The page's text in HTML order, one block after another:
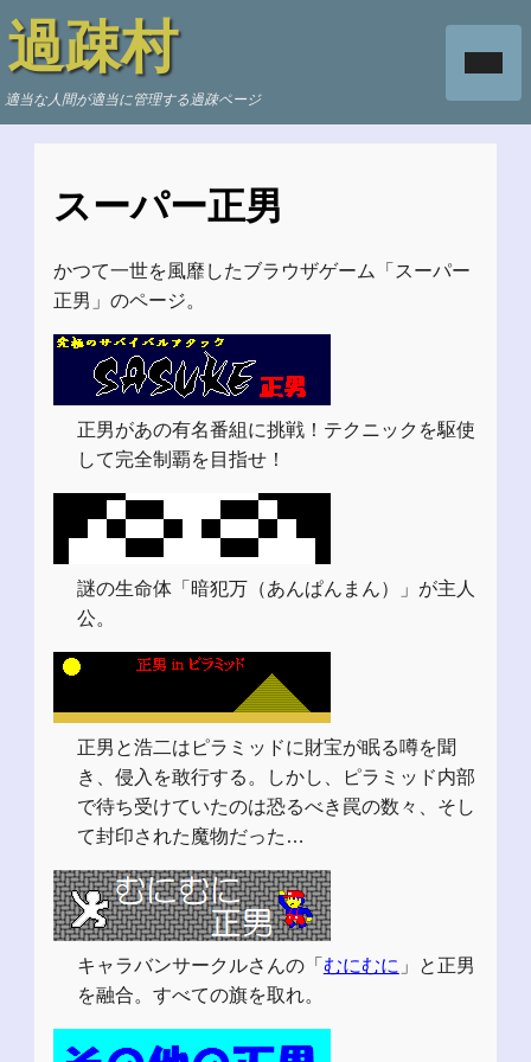
過疎村
適当な人間が適当に管理する過疎ページ
スーパー正男
かつて一世を風靡したブラウザゲーム「スーパー
正男」のページ。
正男があの有名番組に挑戦！テクニックを駆使
して完全制覇を目指せ！
謎の生命体「暗犯万（あんぱんまん）」が主人
公。
正男と浩二はピラミッドに財宝が眠る噂を聞
き、侵入を敢行する。しかし、ピラミッド内部
で待ち受けていたのは恐るべき罠の数々、そし
て封印された魔物だった…
キャラバンサークルさんの「 むにむに 」と正男
を融合。すべての旗を取れ。